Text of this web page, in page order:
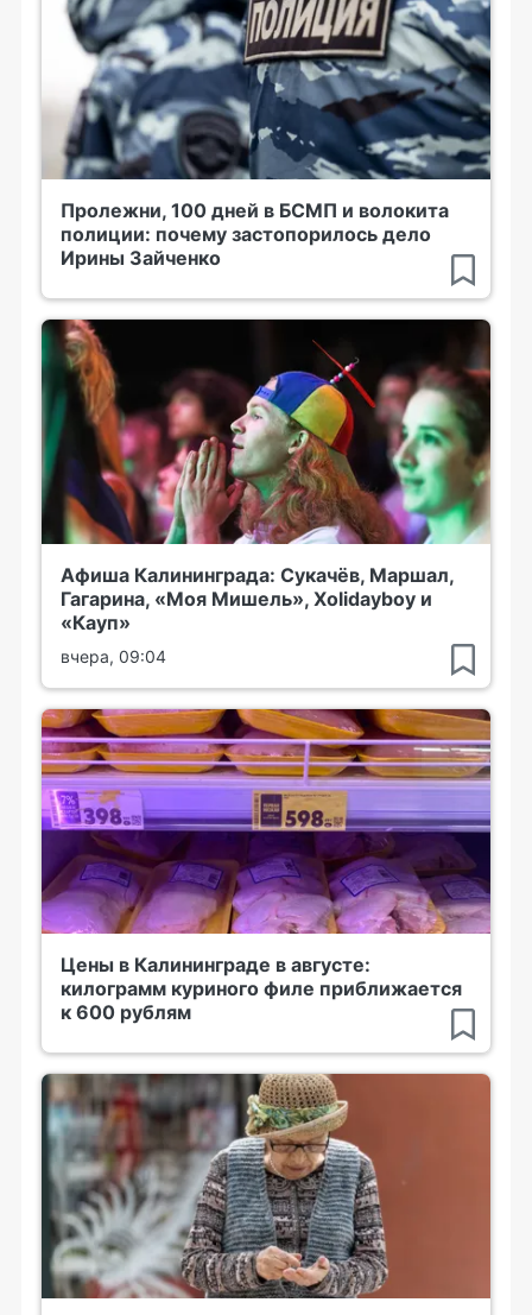
Пролежни, 100 дней в БСМП и волокита
полиции: почему застопорилось дело
Ирины Зайченко
Афиша Калининграда: Сукачёв, Маршал,
Гагарина, «Моя Мишель», Xolidayboy и
«Кауп»
вчера, 09:04
Цены в Калининграде в августе:
килограмм куриного филе приближается
к 600 рублям